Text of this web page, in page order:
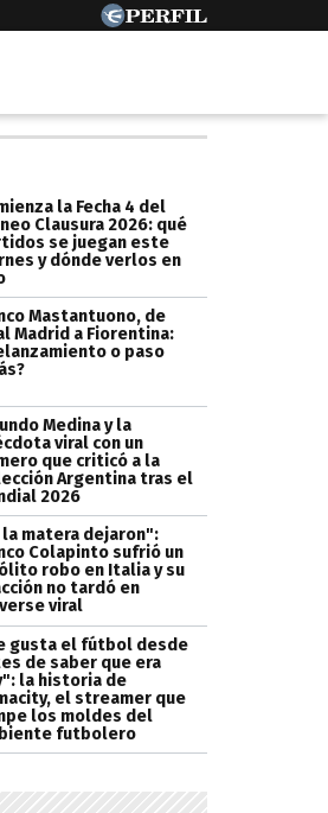
la Fecha 4 del
Clausura 2026: qué
se juegan este
y dónde verlos en
Mastantuono, de
Madrid a Fiorentina:
o paso
Medina y la
viral con un
que criticó a la
Argentina tras el
2026
la matera dejaron":
Colapinto sufrió un
robo en Italia y su
no tardó en
viral
gusta el fútbol desde
de saber que era
la historia de
el streamer que
los moldes del
futbolero